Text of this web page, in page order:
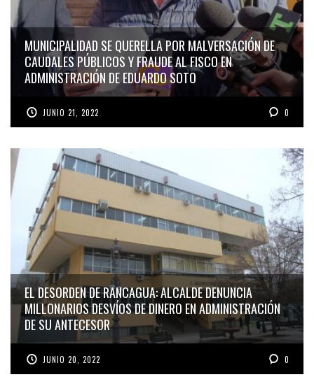
MUNICIPALIDAD SE QUERELLA POR MALVERSACIÓN DE
CAUDALES PÚBLICOS Y FRAUDE AL FISCO EN
ADMINISTRACIÓN DE EDUARDO SOTO
JUNIO 21, 2022 0
EL DESORDEN DE RANCAGUA: ALCALDE DENUNCIA
MILLONARIOS DESVÍOS DE DINERO EN ADMINISTRACIÓN
DE SU ANTECESOR
JUNIO 20, 2022 0